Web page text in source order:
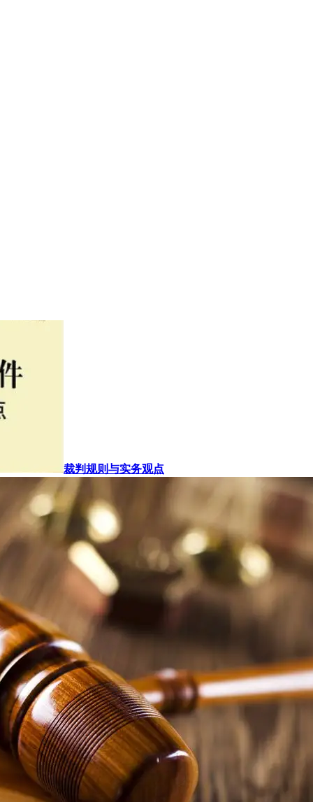
裁判规则与实务观点